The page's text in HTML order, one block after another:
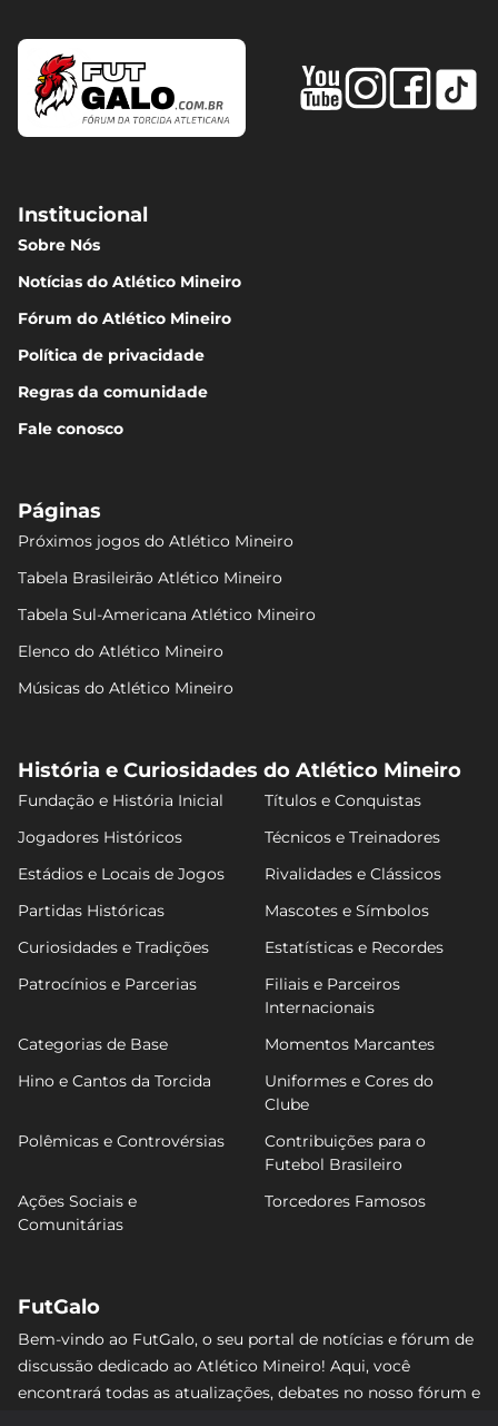
Institucional
Sobre Nós
Notícias do Atlético Mineiro
Fórum do Atlético Mineiro
Política de privacidade
Regras da comunidade
Fale conosco
Páginas
Próximos jogos do Atlético Mineiro
Tabela Brasileirão Atlético Mineiro
Tabela Sul-Americana Atlético Mineiro
Elenco do Atlético Mineiro
Músicas do Atlético Mineiro
História e Curiosidades do Atlético Mineiro
Fundação e História Inicial
Títulos e Conquistas
Jogadores Históricos
Técnicos e Treinadores
Estádios e Locais de Jogos
Rivalidades e Clássicos
Partidas Históricas
Mascotes e Símbolos
Curiosidades e Tradições
Estatísticas e Recordes
Patrocínios e Parcerias
Filiais e Parceiros
Internacionais
Categorias de Base
Momentos Marcantes
Hino e Cantos da Torcida
Uniformes e Cores do
Clube
Polêmicas e Controvérsias
Contribuições para o
Futebol Brasileiro
Ações Sociais e
Comunitárias
Torcedores Famosos
FutGalo
Bem-vindo ao FutGalo, o seu portal de notícias e fórum de
discussão dedicado ao Atlético Mineiro! Aqui, você
encontrará todas as atualizações, debates no nosso fórum e